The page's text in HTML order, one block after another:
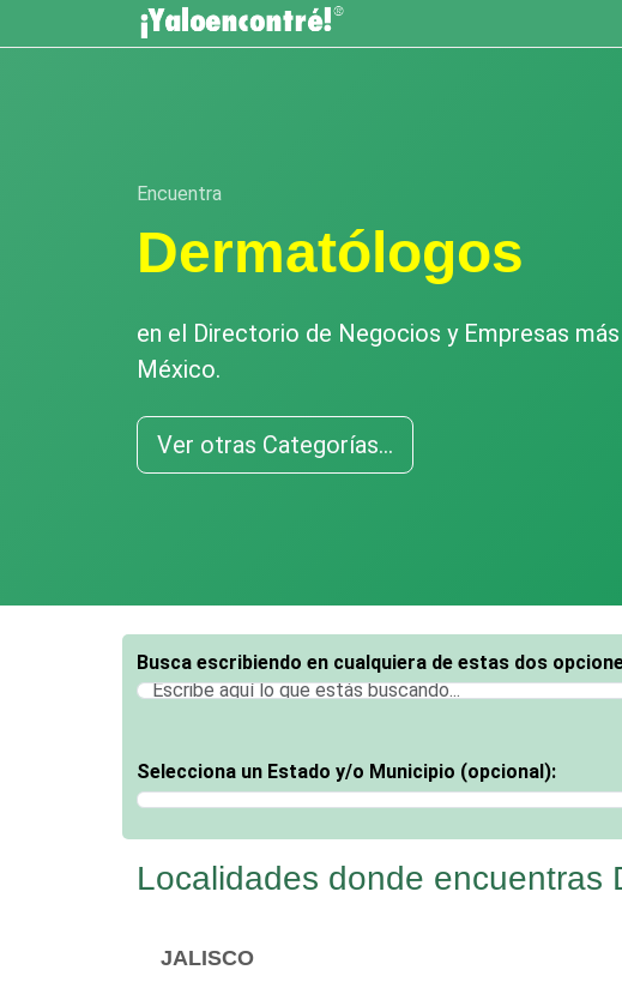
Encuentra
Dermatólogos
en el Directorio de Negocios y Empresas
México.
Ver otras Categorías...
Busca escribiendo en cualquiera de estas dos
Selecciona un Estado y/o Municipio (opcional):
Selecciona un Estado
Localidades donde encuentras
JALISCO